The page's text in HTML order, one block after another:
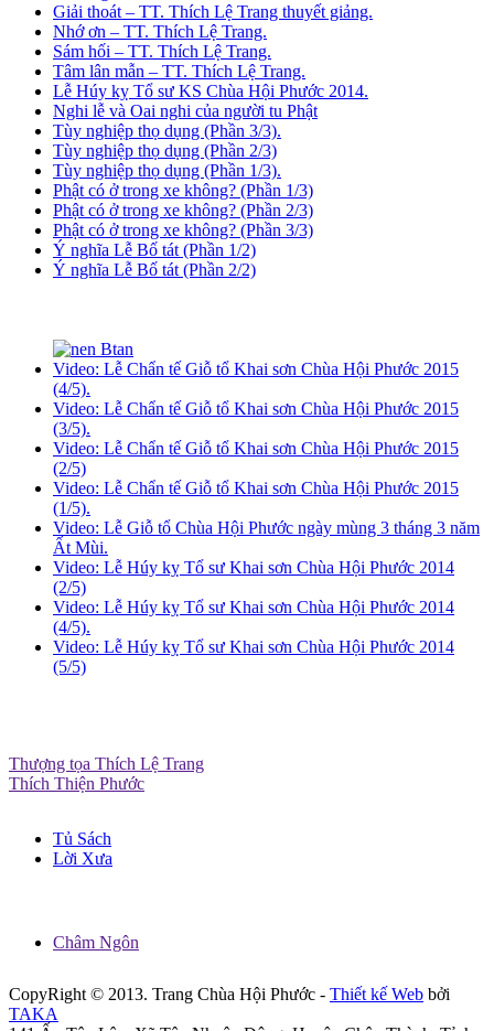
Giải thoát – TT. Thích Lệ Trang thuyết giảng.
Nhớ ơn – TT. Thích Lệ Trang.
Sám hối – TT. Thích Lệ Trang.
Tâm lân mẫn – TT. Thích Lệ Trang.
Lễ Húy kỵ Tổ sư KS Chùa Hội Phước 2014.
Nghi lễ và Oai nghi của người tu Phật
Tùy nghiệp thọ dụng (Phần 3/3).
Tùy nghiệp thọ dụng (Phần 2/3)
Tùy nghiệp thọ dụng (Phần 1/3).
Phật có ở trong xe không? (Phần 1/3)
Phật có ở trong xe không? (Phần 2/3)
Phật có ở trong xe không? (Phần 3/3)
Ý nghĩa Lễ Bố tát (Phần 1/2)
Ý nghĩa Lễ Bố tát (Phần 2/2)
Video: Lễ Chẩn tế Giỗ tổ Khai sơn Chùa Hội Phước 2015
(4/5).
Video: Lễ Chẩn tế Giỗ tổ Khai sơn Chùa Hội Phước 2015
(3/5).
Video: Lễ Chẩn tế Giỗ tổ Khai sơn Chùa Hội Phước 2015
(2/5)
Video: Lễ Chẩn tế Giỗ tổ Khai sơn Chùa Hội Phước 2015
(1/5).
Video: Lễ Giỗ tổ Chùa Hội Phước ngày mùng 3 tháng 3 năm
Ất Mùi.
Video: Lễ Húy kỵ Tổ sư Khai sơn Chùa Hội Phước 2014
(2/5)
Video: Lễ Húy kỵ Tổ sư Khai sơn Chùa Hội Phước 2014
(4/5).
Video: Lễ Húy kỵ Tổ sư Khai sơn Chùa Hội Phước 2014
(5/5)
Thượng tọa Thích Lệ Trang
Thích Thiện Phước
Tủ Sách
Lời Xưa
Châm Ngôn
CopyRight © 2013. Trang Chùa Hội Phước - Thiết kế Web bởi
TAKA